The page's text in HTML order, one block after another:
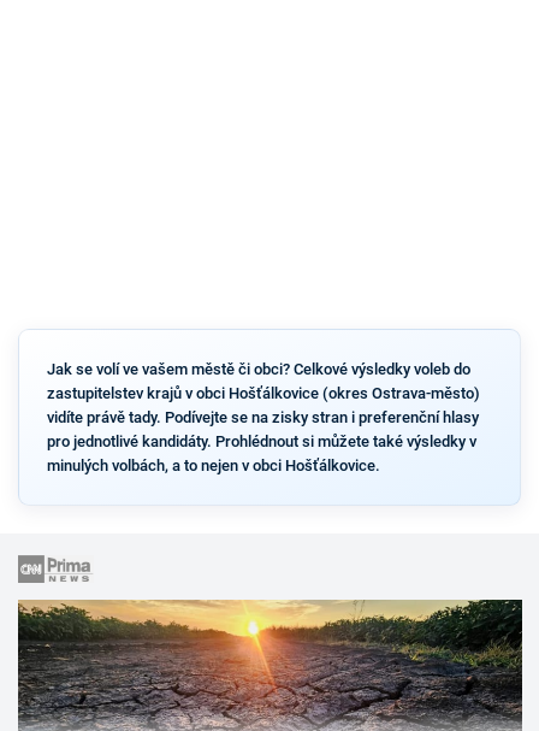
Jak se volí ve vašem městě či obci? Celkové výsledky voleb do
zastupitelstev krajů v obci Hošťálkovice (okres Ostrava-město)
vidíte právě tady. Podívejte se na zisky stran i preferenční hlasy
pro jednotlivé kandidáty. Prohlédnout si můžete také výsledky v
minulých volbách, a to nejen v obci Hošťálkovice.